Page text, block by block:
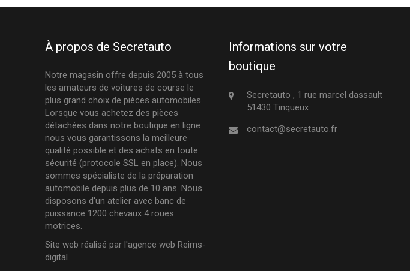
À propos de Secretauto
Notre magasin offre depuis 2005 à tous
les amateurs de voitures de course le
plus grand choix de pièces automobiles.
Lorsque vous achetez des pièces
détachées dans notre boutique en ligne
nous vous garantissons la meilleure
qualité possible et des achats en toute
sécurité (protocole SSL en place). Nous
sommes spécialiste de la préparation
automobile depuis plus de 10 ans. Nous
disposons d'un atelier avec banc de
puissance 1200 chevaux 4 roues
motrices.
Site web réalisé par l'agence web Reims-
digital
Informations sur votre
boutique
Secretauto , 1 rue marcel dassault
51430 Tinqueux
contact@secretauto.fr